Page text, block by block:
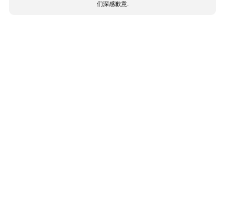
们深感歉意.